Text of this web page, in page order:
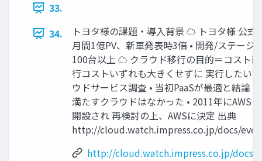
33.
34.
トヨタ様の課題・導入背景 ☁ トヨタ様 公式
月間1億PV、新車発表時3倍 • 開発/ステージ
100台以上 ☁ クラウド移行の目的＝コスト
行コストいずれも大きくせずに 実行したい
ウドサービス調査 • 当初PaaSが最適と結論
満たすクラウドはなかった • 2011年にAWS
開設され 再検討の上、AWSに決定 出典
http://cloud.watch.impress.co.jp/docs/
http://cloud.watch.impress.co.jp/docs/